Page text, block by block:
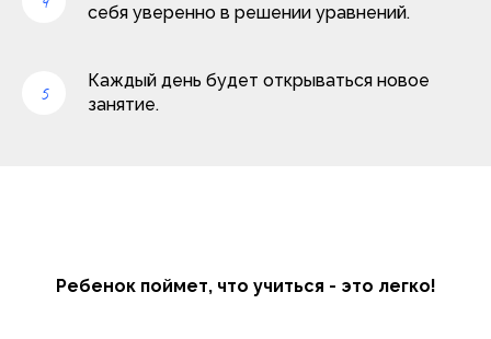
себя уверенно в решении уравнений.
Каждый день будет открываться новое
занятие.
Ребенок поймет, что учиться - это легко!